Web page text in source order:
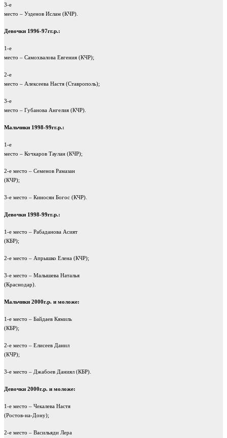
3-е
место – Узденов Ислам (КЧР).
Девочки 1996-97гг.р.:
1-е
место – Самохвалова Евгения (КЧР);
2-е
место – Алексеева Настя (Ставрополь);
3-е
место – Губанова Ангелия (КЧР).
Мальчики 1998-99гг.р.:
1-е
место – Кочкаров Таулан (КЧР);
2-е место – Семенов Рамазан
(КЧР);
3-е место – Киносян Богос (КЧР).
Девочки 1998-99гг.р.:
1-е место – Рабаданова Асият
(КБР);
2-е место – Апрышко Елена (КЧР);
3-е место – Малышева Наталья
(Краснодар).
Мальчики 2000г.р. и моложе:
1-е место – Байдаев Кямиль
(КБР);
2-е место – Елисеев Данил
(КЧР);
3-е место – Джабоев Даниял (КБР).
Девочки 2000г.р. и моложе:
1-е место – Чекалева Настя
(Ростов-на-Дону);
2-е место – Васильяди Лера